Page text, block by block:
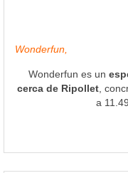
Wonderfun,
Wonderfun es un
cerca de Ripollet,
a